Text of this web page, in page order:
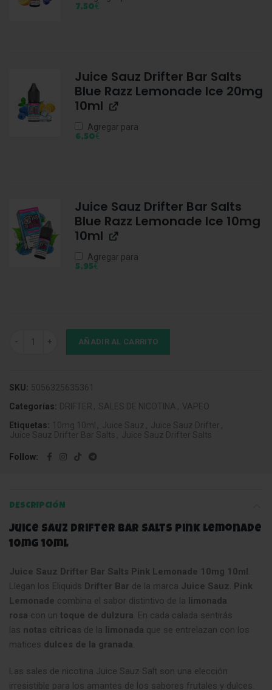
7,50€
Juice Sauz Drifter Bar Salts
Blue Razz Lemonade Ice 20mg
10ml
Agregar para
6,50€
Juice Sauz Drifter Bar Salts
Blue Razz Lemonade Ice 10mg
10ml
Agregar para
5,95€
Juice Sauz Drifter Bar Salts Pink Lemonade 10mg 10ml cantidad
AÑADIR AL CARRITO
SKU: 5056325635361
Categorías: DRIFTER , SALES DE NICOTINA , VAPEO
Etiquetas:
10mg 10ml , Juice Sauz , Juice Sauz Drifter ,
Juice Sauz Drifter Bar Salts , Juice Sauz Drifter Salts
Follow
DESCRIPCIÓN
Juice Sauz Drifter Bar Salts Pink Lemonade
10mg 10ml
Juice Sauz Drifter Bar Salts Pink Lemonade 10mg 10ml.
Llegan los Eliquids Drifter Bar de la marca Juice Sauz. Pink
Lemonade combina el sabor distintivo de la limonada
rosa con un toque de dulzura. En cada calada sentirás
las notas cítricas de la limonada que se entrelazan con los
matices dulces de la granada.
Las sales de nicotina Juice Sauz Salt son una elección
irresistible para los amantes de los sabores frutales y dulces.